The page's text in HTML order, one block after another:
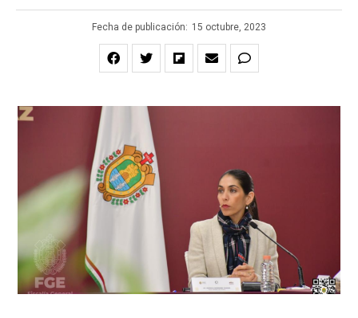
Fecha de publicación: 15 octubre, 2023